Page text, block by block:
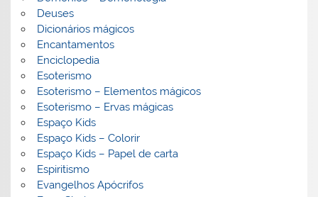
Deuses
Dicionários mágicos
Encantamentos
Enciclopedia
Esoterismo
Esoterismo – Elementos mágicos
Esoterismo – Ervas mágicas
Espaço Kids
Espaço Kids – Colorir
Espaço Kids – Papel de carta
Espiritismo
Evangelhos Apócrifos